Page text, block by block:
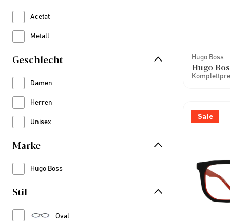
Acetat
Refine by Material: Acetat
Metall
Refine by Material: Metall
Geschlecht
Damen
Refine by Geschlecht: Damen
Herren
Refine by Geschlecht: Herren
Unisex
Refine by Geschlecht: Unisex
Marke
Hugo Boss
Refine by Marke: Hugo Boss
Stil
Oval
Refine by Stil: Oval
Hugo Boss
Hugo
Sale